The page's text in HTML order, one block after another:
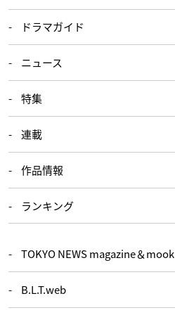
ドラマガイド
ニュース
特集
連載
作品情報
ランキング
TOKYO NEWS magazine＆mook
B.L.T.web